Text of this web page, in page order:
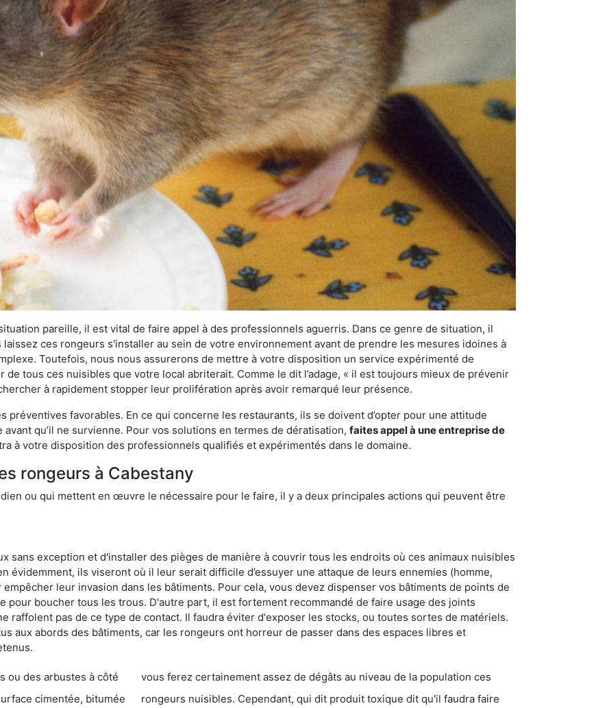
pareille, il est vital de faire appel à des professionnels aguerris. Dans ce genre de situation, il
ces rongeurs s'installer au sein de votre environnement avant de prendre les mesures idoines à
Toutefois, nous nous assurerons de mettre à votre disposition un service expérimenté de
tous ces nuisibles que votre local abriterait. Comme le dit l’adage, « il est toujours mieux de prévenir
à rapidement stopper leur prolifération après avoir remarqué leur présence.
préventives favorables. En ce qui concerne les restaurants, ils se doivent d’opter pour une attitude
qu’il ne survienne. Pour vos solutions en termes de dératisation, faites appel à une entreprise de
à votre disposition des professionnels qualifiés et expérimentés dans le domaine.
rongeurs à Cabestany
ou qui mettent en œuvre le nécessaire pour le faire, il y a deux principales actions qui peuvent être
sans exception et d'installer des pièges de manière à couvrir tous les endroits où ces animaux nuisibles
évidemment, ils viseront où il leur serait difficile d’essuyer une attaque de leurs ennemies (homme,
leur invasion dans les bâtiments. Pour cela, vous devez dispenser vos bâtiments de points de
pour boucher tous les trous. D'autre part, il est fortement recommandé de faire usage des joints
raffolent pas de ce type de contact. Il faudra éviter d'exposer les stocks, ou toutes sortes de matériels.
aux abords des bâtiments, car les rongeurs ont horreur de passer dans des espaces libres et
des arbustes à côté
bitumée
vous ferez certainement assez de dégâts au niveau de la population ces
rongeurs nuisibles. Cependant, qui dit produit toxique dit qu'il faudra faire